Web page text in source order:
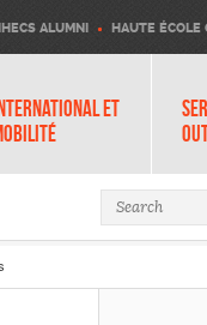
ALUMNI HAUTE ÉCOLE
INTERNATIONAL ET
Search